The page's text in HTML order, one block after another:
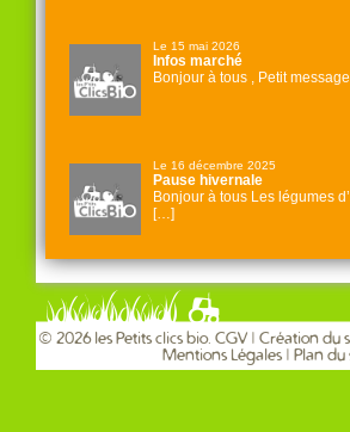
Le 15 mai 2026
Infos marché
Bonjour à tous , Petit
Le 16 décembre 2025
Pause hivernale
Bonjour à tous Les légumes
[…]
© 2026 les Petits clics bio.CGV | Création du
Mentions Légales
Plan du